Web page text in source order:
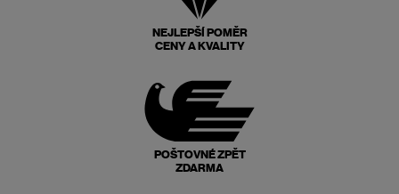
NEJLEPŠÍ POMĚR
CENY A KVALITY
POŠTOVNÉ ZPĚT
ZDARMA